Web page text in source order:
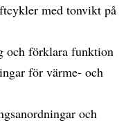
med tonvikt på
och förklara funktion
för värme- och
och